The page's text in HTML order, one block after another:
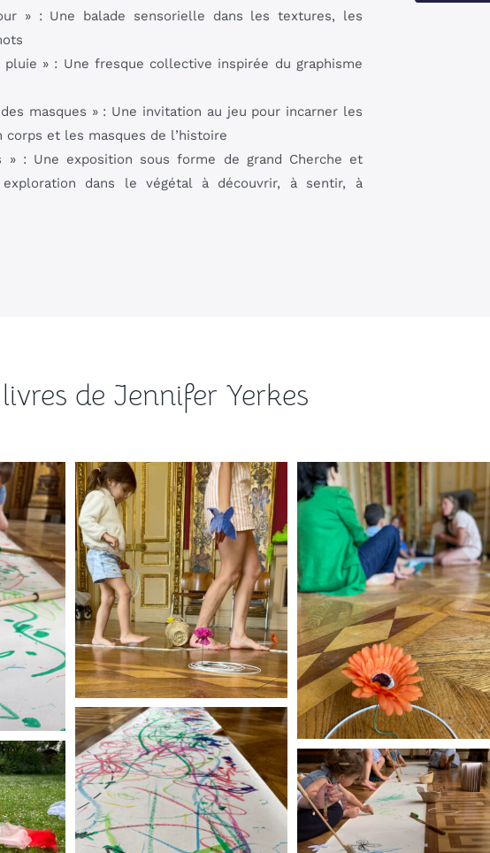
» : Une balade sensorielle dans les textures, les
» : Une fresque collective inspirée du graphisme
masques » : Une invitation au jeu pour incarner les
corps et les masques de l’histoire
» : Une exposition sous forme de grand Cherche et
dans le végétal à découvrir, à sentir, à
de Jennifer Yerkes